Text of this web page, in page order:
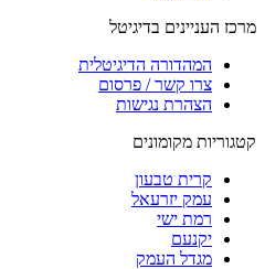
מרכז העניינים בדיגיטל
המהדורה הדיגיטלית
צרו קשר / פרסום
הצהרת נגישות
קטגוריות מקומונים
קרית טבעון
עמק יזרעאל
רמת ישי
יקנעם
מגדל העמק